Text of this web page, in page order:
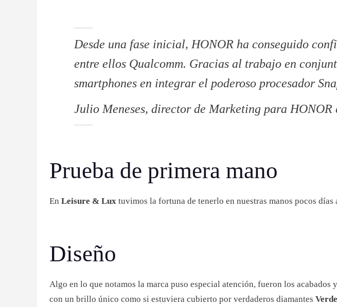
Desde una fase inicial, HONOR ha conseguido
entre ellos Qualcomm. Gracias al trabajo en
smartphones en integrar el poderoso procesador
Julio Meneses, director de Marketing para HONOR
Prueba de primera mano
En Leisure & Lux tuvimos la fortuna de tenerlo en nuestras manos pocos
Diseño
Algo en lo que notamos la marca puso especial atención, fueron los
con un brillo único como si estuviera cubierto por verdaderos diamantes